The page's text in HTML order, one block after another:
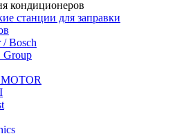
станции для заправки
/ Bosch
Group